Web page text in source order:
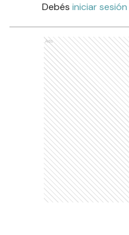
Debés iniciar sesión
Ads